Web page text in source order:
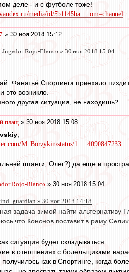
деле - и о футболе тоже!
media/id/5b1145ba ... om=channel
» 30 ноя 2018 15:12
Jugador Rojo-Blanco » 30 ноя 2018 15:04
Фанатьё Спортинга приехало
это возникло.
другая ситуация, не находишь?
плащ » 30 ноя 2018 15:08
,
M_Borzykin/status/1 ... 4090847233
штанги, Олег?) да еще и
Rojo-Blanco » 30 ноя 2018 15:04
» 30 ноя 2018 14:18
задача зимой найти
что Кононов поставит в раму
ситуация будет складываться.
в отношениях с болельщиками
как в Спортинге, когда